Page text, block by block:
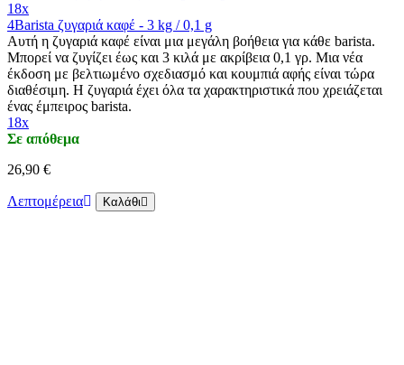
18x
4Barista ζυγαριά καφέ - 3 kg / 0,1 g
Αυτή η ζυγαριά καφέ είναι μια μεγάλη βοήθεια για κάθε barista.
Μπορεί να ζυγίζει έως και 3 κιλά με ακρίβεια 0,1 γρ. Μια νέα
έκδοση με βελτιωμένο σχεδιασμό και κουμπιά αφής είναι τώρα
διαθέσιμη. Η ζυγαριά έχει όλα τα χαρακτηριστικά που χρειάζεται
ένας έμπειρος barista.
18x
Σε απόθεμα
26,90 €
Λεπτομέρεια Καλάθι